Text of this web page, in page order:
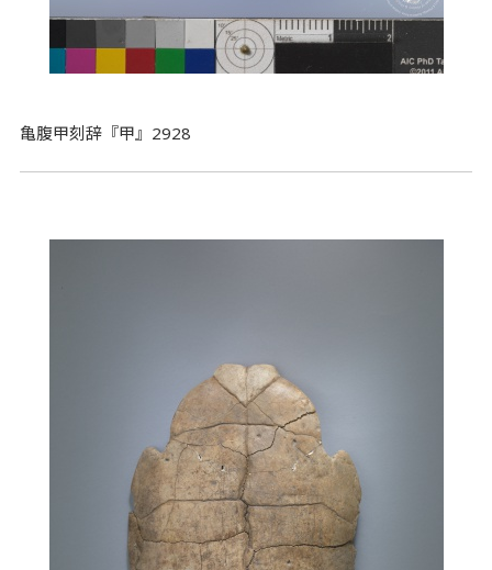
亀腹甲刻辞『甲』2928